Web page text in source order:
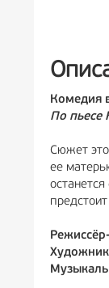
Комедия
По пьесе
Сюжет
ее